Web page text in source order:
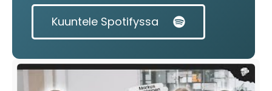
Kuuntele Spotifyssa